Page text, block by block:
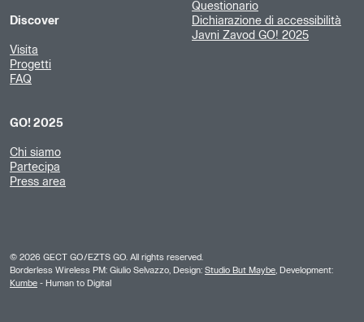
Discover
Visita
Progetti
FAQ
GO! 2025
Chi siamo
Partecipa
Press area
Questionario
Dichiarazione di accessibilità
Javni Zavod GO! 2025
© 2026 GECT GO/EZTS GO. All rights reserved.
Borderless Wireless PM: Giulio Selvazzo, Design: Studio But Maybe , Development:
Kumbe - Human to Digital